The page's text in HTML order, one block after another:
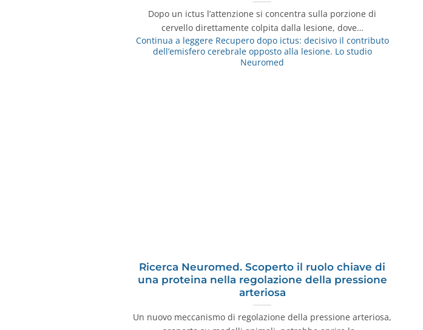
Dopo un ictus l’attenzione si concentra sulla porzione di
cervello direttamente colpita dalla lesione, dove…
Continua a leggereRecupero dopo ictus: decisivo il contributo
dell’emisfero cerebrale opposto alla lesione. Lo studio
Neuromed
Ricerca Neuromed. Scoperto il ruolo chiave di
una proteina nella regolazione della pressione
arteriosa
Un nuovo meccanismo di regolazione della pressione arteriosa,